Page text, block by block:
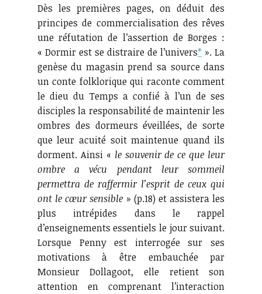
Dès les premières pages, on déduit des
principes de commercialisation des rêves
une réfutation de l’assertion de Borges :
« Dormir est se distraire de l’univers* ». La
genèse du magasin prend sa source dans
un conte folklorique qui raconte comment
le dieu du Temps a confié à l’un de ses
disciples la responsabilité de maintenir les
ombres des dormeurs éveillées, de sorte
que leur acuité soit maintenue quand ils
dorment. Ainsi « le souvenir de ce que leur
ombre a vécu pendant leur sommeil
permettra de raffermir l’esprit de ceux qui
ont le cœur sensible » (p.18) et assistera les
plus intrépides dans le rappel
d’enseignements essentiels le jour suivant.
Lorsque Penny est interrogée sur ses
motivations à être embauchée par
Monsieur Dollagoot, elle retient son
attention en comprenant l’interaction